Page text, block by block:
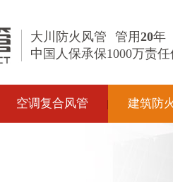
大川防火风管 管用20年
中国人保承保1000万责任
空调复合风管 建筑防